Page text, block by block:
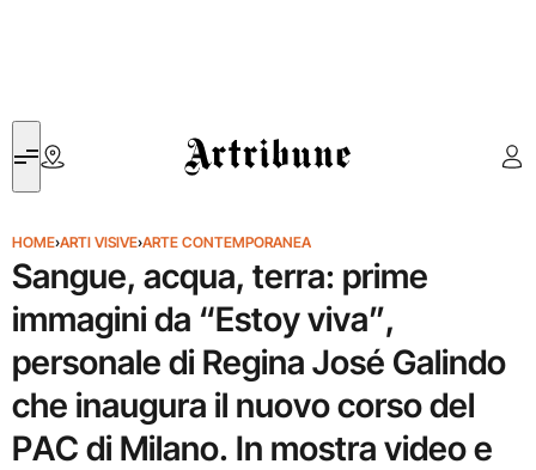
Artribune
HOME›ARTI VISIVE›ARTE CONTEMPORANEA
Sangue, acqua, terra: prime
immagini da “Estoy viva”,
personale di Regina José Galindo
che inaugura il nuovo corso del
PAC di Milano. In mostra video e